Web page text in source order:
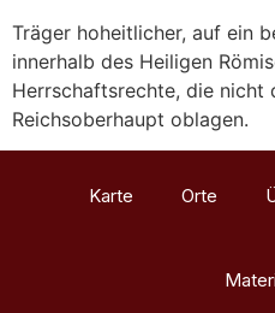
Träger hoheitlicher, auf ein
innerhalb des Heiligen
Herrschaftsrechte, die nicht
Reichsoberhaupt oblagen.
Karte Orte